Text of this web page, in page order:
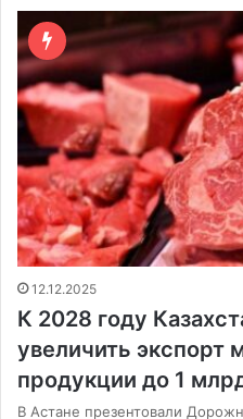
12.12.2025
К 2028 году
увеличить экспорт
продукции до 1
В Астане презентовали